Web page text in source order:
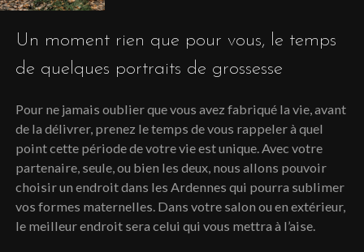
Un moment rien que pour vous, le temps
de quelques portraits de grossesse
Pour ne jamais oublier que vous avez fabriqué la vie, avant
de la délivrer, prenez le temps de vous rappeler à quel
point cette période de votre vie est unique. Avec votre
partenaire, seule, ou bien les deux, nous allons pouvoir
choisir un endroit dans les Ardennes qui pourra sublimer
vos formes maternelles. Dans votre salon ou en extérieur,
le meilleur endroit sera celui qui vous mettra à l’aise.